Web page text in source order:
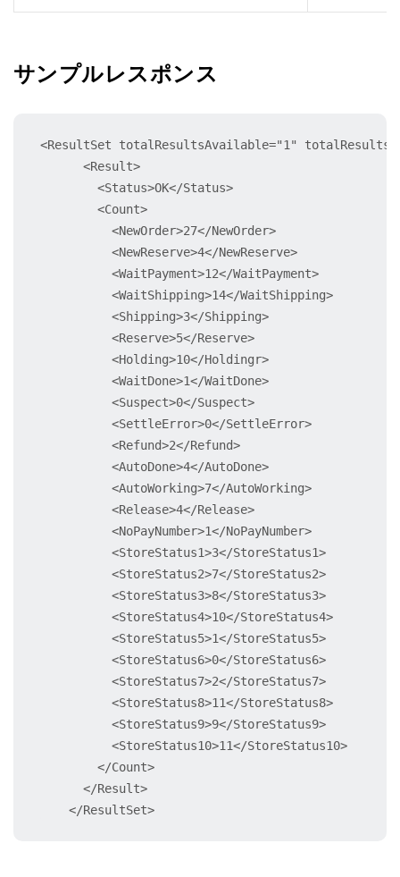
サンプルレスポンス
<ResultSet totalResultsAvailable="1"
      <Result>
        <Status>OK</Status>
        <Count>
          <NewOrder>27</NewOrder>
          <NewReserve>4</NewReserve>
          <WaitPayment>12</WaitPayment>
          <WaitShipping>14</WaitShipping>
          <Shipping>3</Shipping>
          <Reserve>5</Reserve>
          <Holding>10</Holdingr>
          <WaitDone>1</WaitDone>
          <Suspect>0</Suspect>
          <SettleError>0</SettleError>
          <Refund>2</Refund>
          <AutoDone>4</AutoDone>
          <AutoWorking>7</AutoWorking>
          <Release>4</Release>
          <NoPayNumber>1</NoPayNumber>
          <StoreStatus1>3</StoreStatus1>
          <StoreStatus2>7</StoreStatus2>
          <StoreStatus3>8</StoreStatus3>
          <StoreStatus4>10</StoreStatus4>
          <StoreStatus5>1</StoreStatus5>
          <StoreStatus6>0</StoreStatus6>
          <StoreStatus7>2</StoreStatus7>
          <StoreStatus8>11</StoreStatus8>
          <StoreStatus9>9</StoreStatus9>
          <StoreStatus10>11</StoreStatus10>
        </Count>
      </Result>
    </ResultSet>